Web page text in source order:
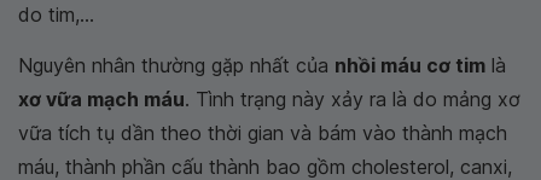
do tim,...
Nguyên nhân thường gặp nhất của nhồi máu cơ tim là
xơ vữa mạch máu. Tình trạng này xảy ra là do mảng xơ
vữa tích tụ dần theo thời gian và bám vào thành mạch
máu, thành phần cấu thành bao gồm cholesterol, canxi,